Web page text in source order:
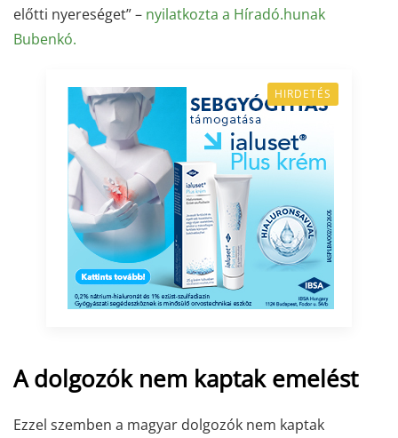
előtti nyereséget” – nyilatkozta a Híradó.hunak
Bubenkó.
HIRDETÉS
A dolgozók nem kaptak emelést
Ezzel szemben a magyar dolgozók nem kaptak